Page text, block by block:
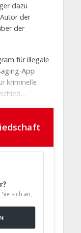
dazu
der
der
für illegale
App
kriminelle
sich an,